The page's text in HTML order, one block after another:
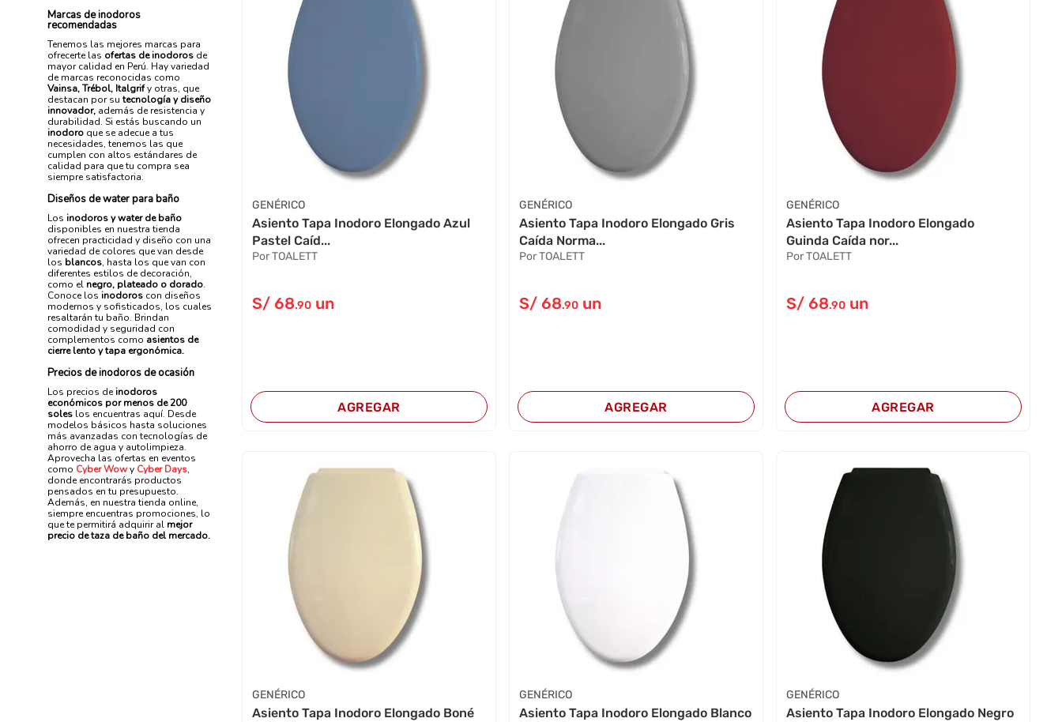
Marcas de inodoros
recomendadas
Tenemos las mejores marcas para
ofrecerte las ofertas de inodoros de
mayor calidad en Perú. Hay variedad
de marcas reconocidas como
Vainsa, Trébol, Italgrify otras, que
destacan por sutecnología y diseño
innovador, además de resistencia y
durabilidad. Si estás buscando un
inodoro que se adecue a tus
necesidades, tenemos las que
cumplen con altos estándares de
calidad para que tu compra sea
siempre satisfactoria.
Diseños de water para baño
Losinodoros y water de baño
disponibles en nuestra tienda
ofrecen practicidad y diseño con una
variedad de colores que van desde
los blancos, hasta los que van con
diferentes estilos de decoración,
como el negro, plateado o dorado.
Conoce los inodoros con diseños
modernos y sofisticados, los cuales
resaltarán tu baño. Brindan
comodidad y seguridad con
complementos como asientos de
cierre lento y tapa ergonómica.
Precios de inodoros de ocasión
Los precios deinodoros
económicos por menos de 200
soles los encuentras aquí. Desde
modelos básicos hasta soluciones
más avanzadas con tecnologías de
ahorro de agua y autolimpieza.
Aprovecha las ofertas en eventos
como Cyber Wowy Cyber Days,
donde encontrarás productos
pensados en tu presupuesto.
Además, en nuestra tienda online,
siempre encuentras promociones, lo
que te permitirá adquirir al mejor
precio de taza de baño del mercado.
GENÉRICO
Asiento Tapa Inodoro Elongado Azul
Pastel Caíd...
Por TOALETT
S/68.90 un
AGREGAR
GENÉRICO
Asiento Tapa Inodoro Elongado Gris
Caída Norma...
Por TOALETT
S/68.90 un
AGREGAR
GENÉRICO
Asiento Tapa Inodoro Elongado
Guinda Caída nor...
Por TOALETT
S/ 68.90 un
AGREGAR
GENÉRICO
Asiento Tapa Inodoro Elongado Boné
GENÉRICO
Asiento Tapa Inodoro Elongado Blanco
GENÉRICO
Asiento Tapa Inodoro Elongado Negro